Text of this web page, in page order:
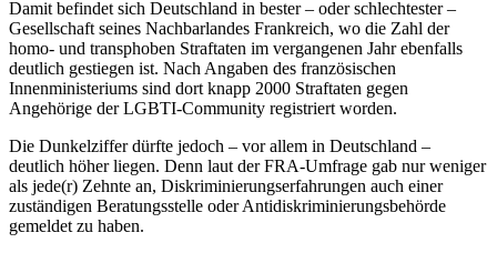
Damit befindet sich Deutschland in bester – oder schlechtester –
Gesellschaft seines Nachbarlandes Frankreich, wo die Zahl der
homo- und transphoben Straftaten im vergangenen Jahr ebenfalls
deutlich gestiegen ist. Nach Angaben des französischen
Innenministeriums sind dort knapp 2000 Straftaten gegen
Angehörige der LGBTI-Community registriert worden.
Die Dunkelziffer dürfte jedoch – vor allem in Deutschland –
deutlich höher liegen. Denn laut der FRA-Umfrage gab nur weniger
als jede(r) Zehnte an, Diskriminierungserfahrungen auch einer
zuständigen Beratungsstelle oder Antidiskriminierungsbehörde
gemeldet zu haben.